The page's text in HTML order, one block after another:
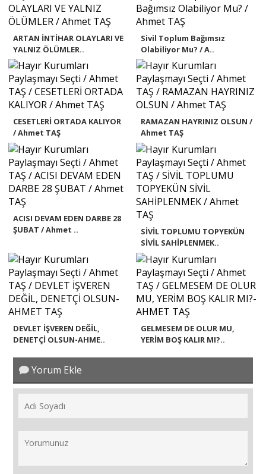
ARTAN İNTİHAR OLAYLARI VE
YALNIZ ÖLÜMLER..
Sivil Toplum Bağımsız
Olabiliyor Mu? / A..
CESETLERİ ORTADA KALIYOR
/ Ahmet TAŞ
RAMAZAN HAYRINIZ OLSUN /
Ahmet TAŞ
ACISI DEVAM EDEN DARBE 28
ŞUBAT / Ahmet ..
SİVİL TOPLUMU TOPYEKÜN
SİVİL SAHİPLENMEK..
DEVLET İŞVEREN DEĞİL,
DENETÇİ OLSUN-AHME..
GELMESEM DE OLUR MU,
YERİM BOŞ KALIR MI?..
Yorum Ekle